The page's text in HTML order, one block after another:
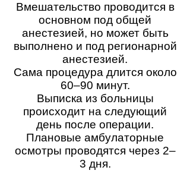
Вмешательство проводится в
основном под общей
анестезией, но может быть
выполнено и под регионарной
анестезией.
Сама процедура длится около
60–90 минут.
Выписка из больницы
происходит на следующий
день после операции.
Плановые амбулаторные
осмотры проводятся через 2–
3 дня.